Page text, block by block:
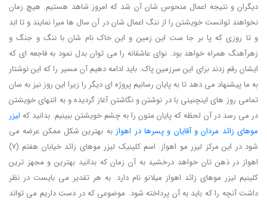
دیگران و نتیجه اعمال منحوس شان آن شد که امروز شاهد هستیم. هیچ زمان
نخواهند توانست خویشتن را از ننگ اعمال شان در آن سال ها مبرا نمایند و تا ابد
و تا روزی که پا بر جا ست این زمین و این خاک نام شان با ننگ و جنگ و
زهرآهنگ همراه خواهد بود. نوای عاشقانه را می توان بدل نمود به فاجعه ای که
ایشان رقم زدند برای این سرزمین پاک. باید ادامه دهیم آن مسیر را که این نوشتار
به ما پیشنهاد می دهد تا به پایان رسانیم پروژه ای دیگر را زیرا این روز نیز به سان
تمامی روز های اینچنینی با در نوشتن و نگاشتن آغاز گردیده و به انتهای خویشتن
در می رسد در آن لحظه که پایان متون را به چشم خویشتن ببینیم. بدانید که لیزر
موهای زائد مردان و آقایان و پسرها در اهوازبه بهترین شکل ممکن عرضه می
شود در این مرکز لیزر مو اهواز. اسم کلینیک لیزر موهای زائد خیابان هفتم (7)
اهواز در ذهن تان خواهد درخشید به آن زمان که بدانید بهترین و مجهز ترین
کلینیم لیزر موهای زائد اهواز میلانو نام دارد. به هر تقدیر می بایست در نظر
داشت آنچه را که باید به آن پرداخته شود. موضوعی که در دست داریم می تواند